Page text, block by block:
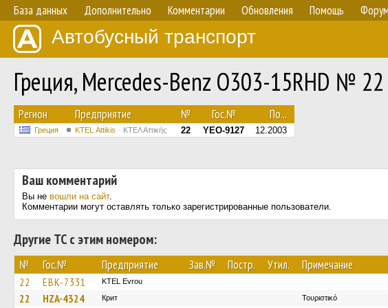
База данных Дополнительно Комментарии Обновления Помощь Форум
Автобусный транспорт
Греция, Mercedes-Benz O303-15RHD № 22
Регион Предприятие № Гос.№ По...
Греция KΤΕL Αttikis ΚΤΕΛ Αττικής 22 YEO-9127 12.2003
Ваш комментарий
Вы не вошли на сайт.
Комментарии могут оставлять только зарегистрированные пользователи.
Другие ТС с этим номером:
№ Гос.№ Предприятие Зав.№ Постр. Утил. Примечание
22 EBK-7331 KTEL Evrou
22 HZA-4324 Крит Τουριστικό